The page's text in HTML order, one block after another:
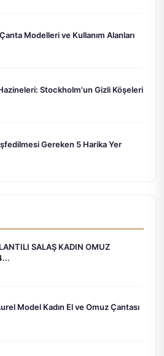
Modelleri ve Kullanım Alanları
Stockholm'un Gizli Köşeleri
Gereken 5 Harika Yer
SALAŞ KADIN OMUZ
Model Kadın El ve Omuz Çantası